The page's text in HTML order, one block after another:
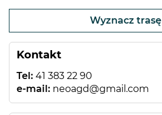
Kontakt
Tel: 41 383 22 90
e-mail: neoagd@gmail.com
−
Wyznacz trasę